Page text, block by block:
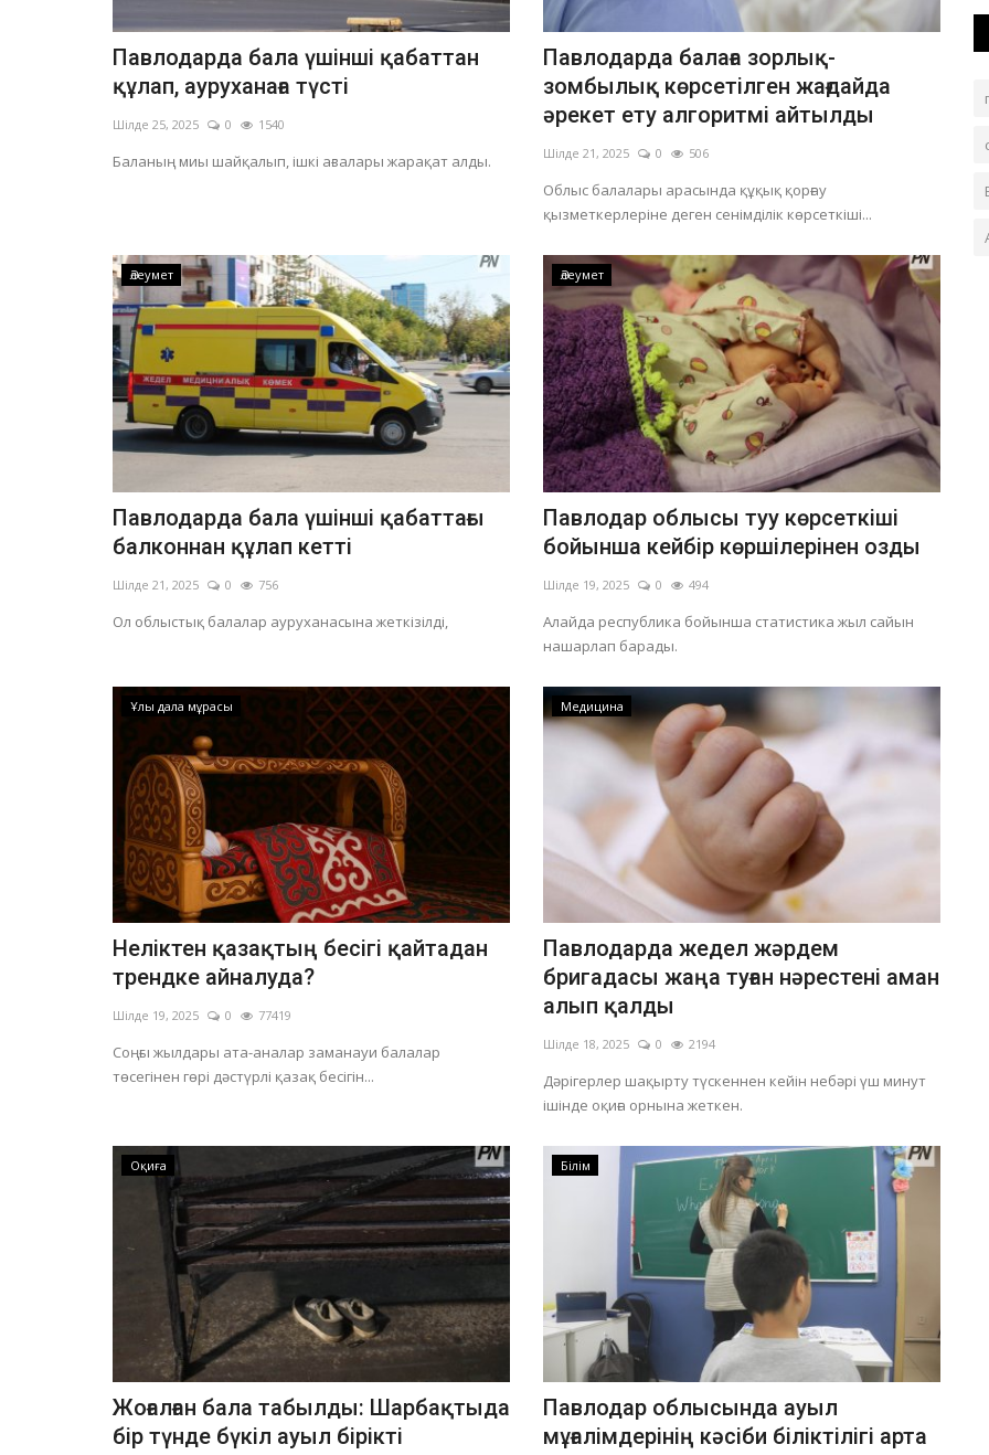
Павлодарда бала үшінші қабаттан
құлап, ауруханаға түсті
Шілде 25, 2025 0 1540
Баланың миы шайқалып, ішкі ағзалары жарақат алды.
Павлодарда балаға зорлық-
зомбылық көрсетілген жағдайда
әрекет ету алгоритмі айтылды
Шілде 21, 2025 0 506
Облыс балалары арасында құқық қорғау
қызметкерлеріне деген сенімділік көрсеткіші...
Әлеумет
Павлодарда бала үшінші қабаттағы
балконнан құлап кетті
Шілде 21, 2025 0 756
Ол облыстық балалар ауруханасына жеткізілді,
Әлеумет
Павлодар облысы туу көрсеткіші
бойынша кейбір көршілерінен озды
Шілде 19, 2025 0 494
Алайда республика бойынша статистика жыл сайын
нашарлап барады.
Ұлы дала мұрасы
Неліктен қазақтың бесігі қайтадан
трендке айналуда?
Шілде 19, 2025 0 77419
Соңғы жылдары ата-аналар заманауи балалар
төсегінен гөрі дәстүрлі қазақ бесігін...
Медицина
Павлодарда жедел жәрдем
бригадасы жаңа туған нәрестені аман
алып қалды
Шілде 18, 2025 0 2194
Дәрігерлер шақырту түскеннен кейін небәрі үш минут
ішінде оқиға орнына жеткен.
Оқиға
Жоғалған бала табылды: Шарбақтыда
бір түнде бүкіл ауыл бірікті
Білім
Павлодар облысында ауыл
мұғалімдерінің кәсіби біліктілігі арта